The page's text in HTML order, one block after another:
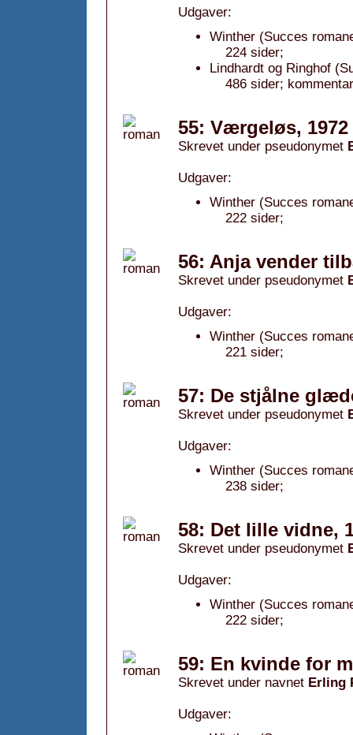
Udgaver:
Winther (Succes
224 sider;
Lindhardt og Ringhof
486 sider;
55: Værgeløs, 1972
Skrevet under pseudonymet
Udgaver:
Winther (Succes
222 sider;
56: Anja vender
Skrevet under pseudonymet
Udgaver:
Winther (Succes
221 sider;
57: De stjålne
Skrevet under pseudonymet
Udgaver:
Winther (Succes
238 sider;
58: Det lille vidne,
Skrevet under pseudonymet
Udgaver:
Winther (Succes
222 sider;
59: En kvinde for
Skrevet under navnet Erling
Udgaver: